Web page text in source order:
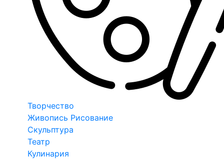
Творчество
Живопись Рисование
Скульптура
Театр
Кулинария